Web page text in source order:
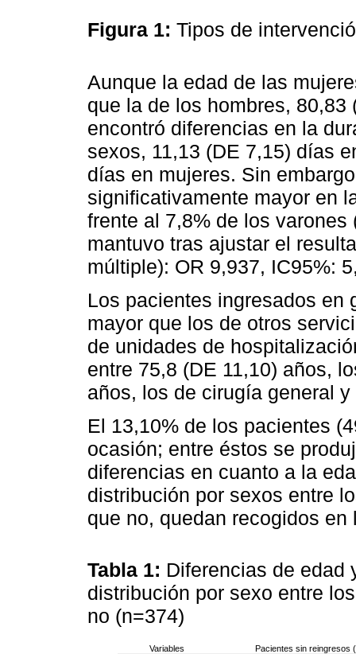
Figura 1: Tipos de
Aunque la edad de las
que la de los hombres,
encontró diferencias en la
sexos, 11,13 (DE 7,15) días
días en mujeres. Sin
significativamente mayor en
frente al 7,8% de los
mantuvo tras ajustar el
múltiple): OR 9,937, IC95%:
Los pacientes ingresados en
mayor que los de otros
de unidades de
entre 75,8 (DE 11,10) años,
años, los de cirugía general
El 13,10% de los pacientes
ocasión; entre éstos se
diferencias en cuanto a la
distribución por sexos entre
que no, quedan recogidos
Tabla 1: Diferencias de edad
distribución por sexo entre
no (n=374)
Variables
Pacientes sin reingresos